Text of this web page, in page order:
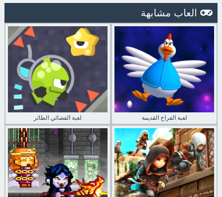
العاب مشابهة
لعبة الفضائي الطائر لعبة الفراخ القديمة